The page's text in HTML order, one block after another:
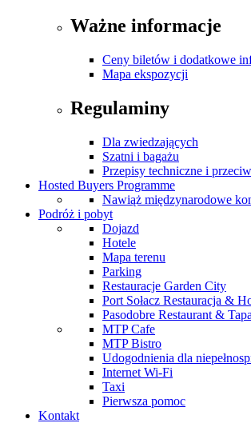
Ważne informacje
Ceny biletów i dodatkowe
Mapa ekspozycji
Regulaminy
Dla zwiedzających
Szatni i bagażu
Przepisy techniczne i
Hosted Buyers Programme
Nawiąż międzynarodowe
Podróż i pobyt
Dojazd
Hotele
Mapa terenu
Parking
Restauracje Garden City
Port Sołacz Restauracja &
Pasodobre Restaurant &
MTP Cafe
MTP Bistro
Udogodnienia dla
Internet Wi-Fi
Taxi
Pierwsza pomoc
Kontakt